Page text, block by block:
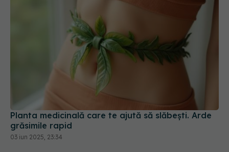
Planta medicinală care te ajută să slăbești. Arde
grăsimile rapid
03 iun 2025, 23:34